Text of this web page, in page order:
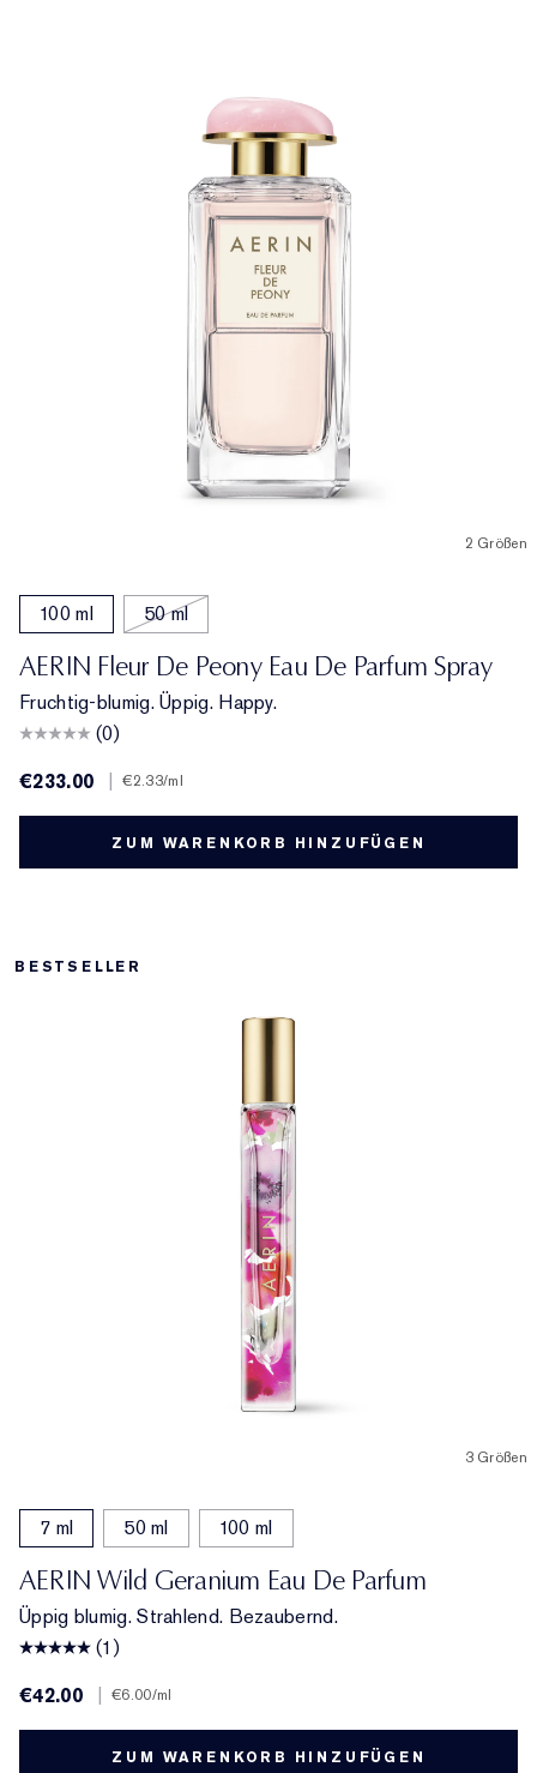
2 Größen
100 ml 50 ml
AERIN Fleur De Peony Eau De Parfum Spray
Fruchtig-blumig. Üppig. Happy.
(0)
€233.00
€2.33/ml
ZUM WARENKORB HINZUFÜGEN
BESTSELLER
3 Größen
7 ml 50 ml 100 ml
AERIN Wild Geranium Eau De Parfum
Üppig blumig. Strahlend. Bezaubernd.
(1)
€42.00
€6.00/ml
ZUM WARENKORB HINZUFÜGEN